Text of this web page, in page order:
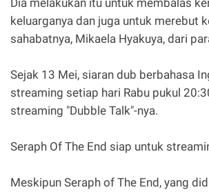
keluarganya dan juga untuk merebut
sahabatnya, Mikaela Hyakuya, dari
Sejak 13 Mei, siaran dub berbahasa
streaming setiap hari Rabu pukul
streaming "Dubble Talk"-nya.
Seraph Of The End siap untuk
Meskipun Seraph of The End, yang